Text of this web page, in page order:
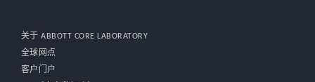
关于 ABBOTT CORE LABORATORY
全球网点
客户门户